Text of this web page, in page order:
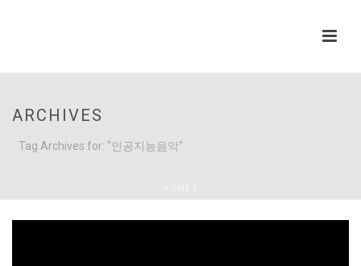
ARCHIVES
Tag Archives for: "인공지능음악"
/